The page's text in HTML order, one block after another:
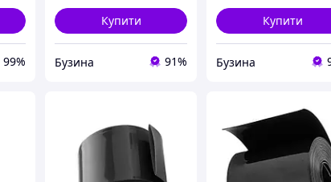
99%
Купити
Бузина 91%
Купити
Бузина